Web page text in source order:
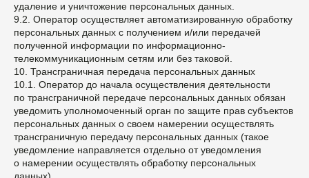
удаление и уничтожение персональных данных.
9.2. Оператор осуществляет автоматизированную обработку
персональных данных с получением и/или передачей
полученной информации по информационно-
телекоммуникационным сетям или без таковой.
10. Трансграничная передача персональных данных
10.1. Оператор до начала осуществления деятельности
по трансграничной передаче персональных данных обязан
уведомить уполномоченный орган по защите прав субъектов
персональных данных о своем намерении осуществлять
трансграничную передачу персональных данных (такое
уведомление направляется отдельно от уведомления
о намерении осуществлять обработку персональных